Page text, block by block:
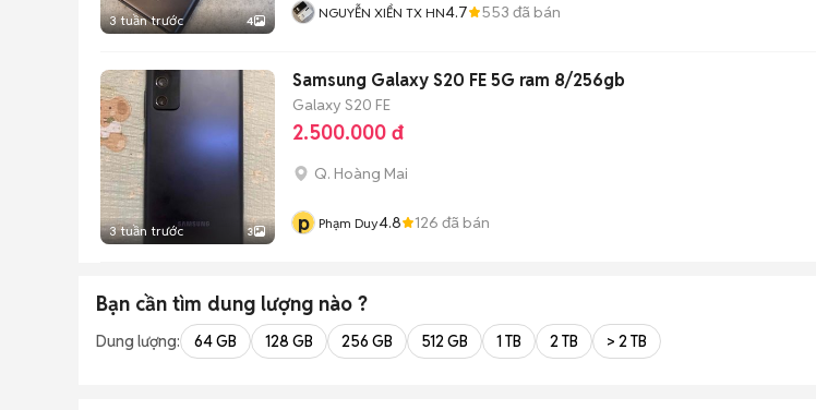
3 tuần trước 4 NGUYỄN XIỂN TX HN4.7 553 đã bán
3 tuần trước 3
Samsung Galaxy S20 FE 5G ram 8/256gb
Galaxy S20 FE
2.500.000 đ
Q. Hoàng Mai
p Phạm Duy4.8 126 đã bán
Bạn cần tìm dung lượng nào ?
Dung lượng: 64 GB 128 GB 256 GB 512 GB 1 TB 2 TB > 2 TB